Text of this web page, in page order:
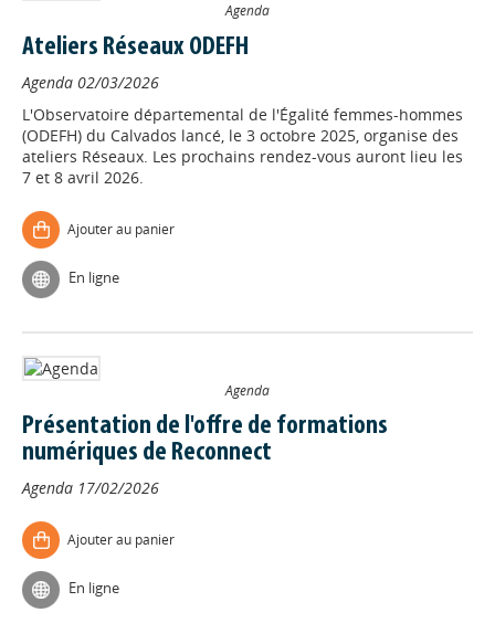
Agenda
Ateliers Réseaux ODEFH
Agenda 02/03/2026
L'Observatoire départemental de l'Égalité femmes-hommes
(ODEFH) du Calvados lancé, le 3 octobre 2025, organise des
ateliers Réseaux. Les prochains rendez-vous auront lieu les
7 et 8 avril 2026.
Ajouter au panier
En ligne
Agenda
Présentation de l'offre de formations
numériques de Reconnect
Agenda 17/02/2026
Ajouter au panier
En ligne